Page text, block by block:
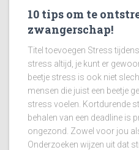
10 tips om te
zwangerschap!
Titel toevoegen Stress
stress altijd, je kunt er
beetje stress is ook niet
mensen die juist een beetje
stress voelen. Kortdurende
behalen van een deadline is
ongezond. Zowel voor jou
Onderzoeken wijzen uit dat